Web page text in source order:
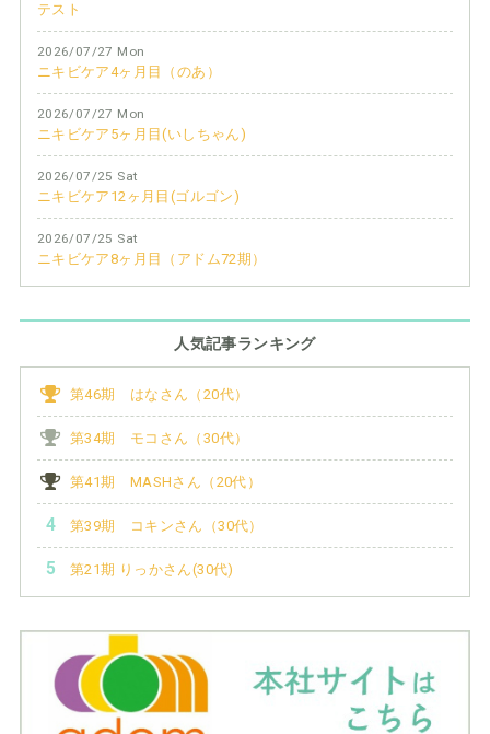
テスト
2026/07/27 Mon
ニキビケア4ヶ月目（のあ）
2026/07/27 Mon
ニキビケア5ヶ月目(いしちゃん)
2026/07/25 Sat
ニキビケア12ヶ月目(ゴルゴン)
2026/07/25 Sat
ニキビケア8ヶ月目（アドム72期）
人気記事ランキング
第46期 はなさん（20代）
第34期 モコさん（30代）
第41期 MASHさん（20代）
第39期 コキンさん（30代）
第21期 りっかさん(30代)